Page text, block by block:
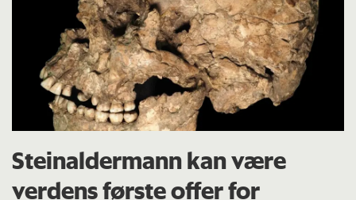
Steinaldermann kan være
verdens første offer for